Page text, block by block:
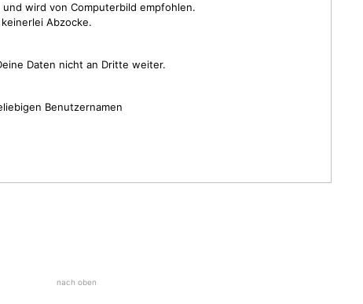
wird von Computerbild empfohlen.
Abzocke.
Daten nicht an Dritte weiter.
Benutzernamen
nach oben